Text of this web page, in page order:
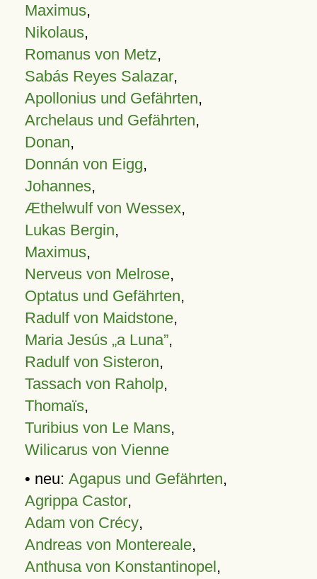
Maximus,
Nikolaus,
Romanus von Metz,
Sabás Reyes Salazar,
Apollonius und Gefährten,
Archelaus und Gefährten,
Donan,
Donnán von Eigg,
Johannes,
Æthelwulf von Wessex,
Lukas Bergin,
Maximus,
Nerveus von Melrose,
Optatus und Gefährten,
Radulf von Maidstone,
Maria Jesús „a Luna”,
Radulf von Sisteron,
Tassach von Raholp,
Thomaïs,
Turibius von Le Mans,
Wilicarus von Vienne
• neu: Agapus und Gefährten,
Agrippa Castor,
Adam von Crécy,
Andreas von Montereale,
Anthusa von Konstantinopel,